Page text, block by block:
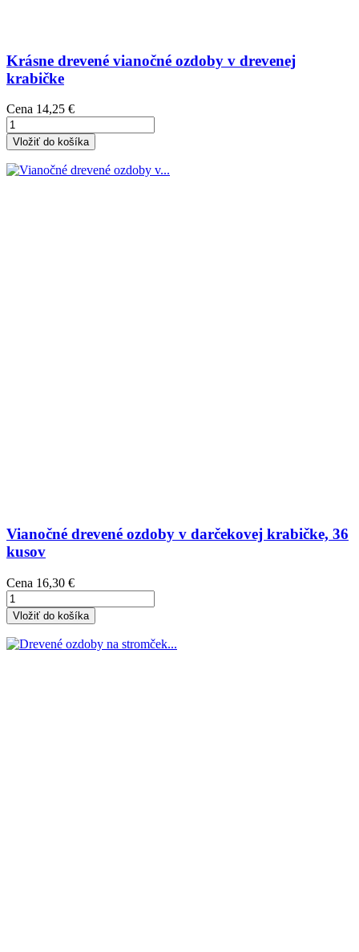
Krásne drevené vianočné ozdoby v drevenej
krabičke
Cena 14,25 €
Vložiť do košíka
Vianočné drevené ozdoby v darčekovej krabičke, 36
kusov
Cena 16,30 €
Vložiť do košíka